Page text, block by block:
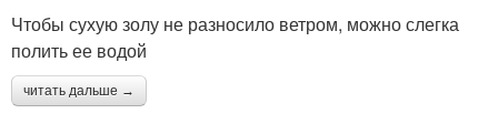
Чтобы сухую золу не разносило ветром, можно слегка
полить ее водой
читать дальше →